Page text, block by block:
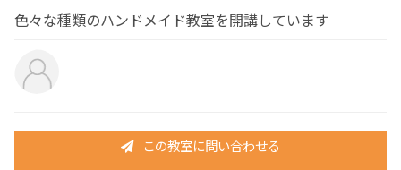
色々な種類のハンドメイド教室を開講しています
この教室に問い合わせる